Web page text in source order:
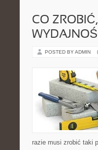
CO
POSTED BY ADMIN
razie musi zrobić taki